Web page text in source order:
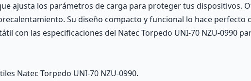
ajusta los parámetros de carga para proteger tus dispositivos.
Su diseño compacto y funcional lo hace perfecto
con las especificaciones del Natec Torpedo UNI-70 NZU-0990
Natec Torpedo UNI-70 NZU-0990.